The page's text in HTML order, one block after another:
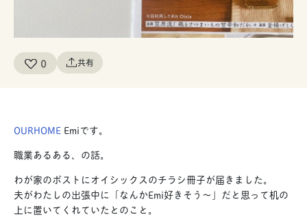
0 共有
OURHOME Emiです。
職業あるある、の話。
わが家のポストにオイシックスのチラシ冊子が届きました。
夫がわたしの出張中に「なんかEmi好きそう〜」だと思って机の
上に置いてくれていたとのこと。